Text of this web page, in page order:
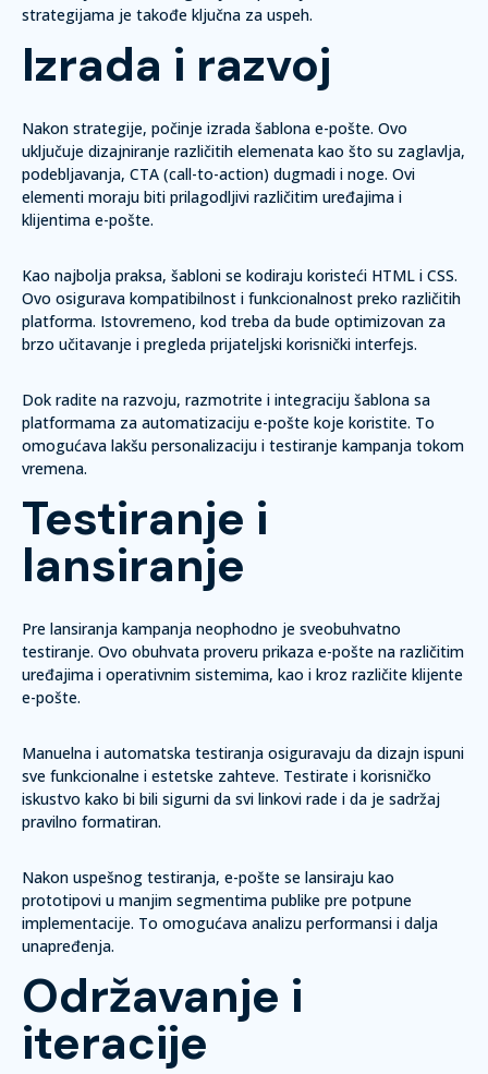
strategijama je takođe ključna za uspeh.
Izrada i razvoj
Nakon strategije, počinje izrada šablona e-pošte. Ovo
uključuje dizajniranje različitih elemenata kao što su zaglavlja,
podebljavanja, CTA (call-to-action) dugmadi i noge. Ovi
elementi moraju biti prilagodljivi različitim uređajima i
klijentima e-pošte.
Kao najbolja praksa, šabloni se kodiraju koristeći HTML i CSS.
Ovo osigurava kompatibilnost i funkcionalnost preko različitih
platforma. Istovremeno, kod treba da bude optimizovan za
brzo učitavanje i pregleda prijateljski korisnički interfejs.
Dok radite na razvoju, razmotrite i integraciju šablona sa
platformama za automatizaciju e-pošte koje koristite. To
omogućava lakšu personalizaciju i testiranje kampanja tokom
vremena.
Testiranje i
lansiranje
Pre lansiranja kampanja neophodno je sveobuhvatno
testiranje. Ovo obuhvata proveru prikaza e-pošte na različitim
uređajima i operativnim sistemima, kao i kroz različite klijente
e-pošte.
Manuelna i automatska testiranja osiguravaju da dizajn ispuni
sve funkcionalne i estetske zahteve. Testirate i korisničko
iskustvo kako bi bili sigurni da svi linkovi rade i da je sadržaj
pravilno formatiran.
Nakon uspešnog testiranja, e-pošte se lansiraju kao
prototipovi u manjim segmentima publike pre potpune
implementacije. To omogućava analizu performansi i dalja
unapređenja.
Održavanje i
iteracije